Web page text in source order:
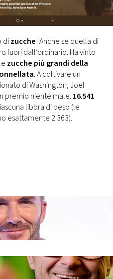
dizucche! Anche se quella di
fuori dall’ordinario. Ha vinto
zucche più grandi della
. A coltivare un
di Washington, Joel
premio niente male: 16.541
libbra di peso (le
esattamente 2.363).